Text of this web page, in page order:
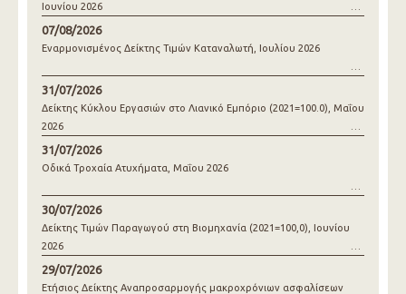
Ιουνίου 2026
07/08/2026
Εναρμονισμένος Δείκτης Τιμών Καταναλωτή, Ιουλίου 2026
31/07/2026
Δείκτης Κύκλου Εργασιών στο Λιανικό Εμπόριο (2021=100.0), Μαΐου
2026
31/07/2026
Οδικά Τροχαία Ατυχήματα, Μαΐου 2026
30/07/2026
Δείκτης Τιμών Παραγωγού στη Βιομηχανία (2021=100,0), Ιουνίου
2026
29/07/2026
Ετήσιος Δείκτης Αναπροσαρμογής μακροχρόνιων ασφαλίσεων